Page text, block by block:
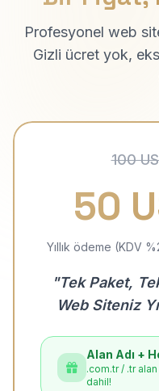
Profesyonel web
Gizli ücret yok,
100
50
Yıllık ödeme (KDV
"Tek Paket,
Web Siteniz
Alan Adı +
.com.tr / .tr
dahil!